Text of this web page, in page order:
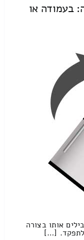
בעמודה או
אותו בצורה
לתפקד. […]